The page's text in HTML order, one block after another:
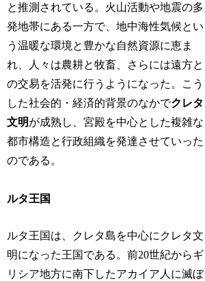
と推測されている。火山活動や地震の多
発地帯にある一方で、地中海性気候とい
う温暖な環境と豊かな自然資源に恵ま
れ、人々は農耕と牧畜、さらには遠方と
の交易を活発に行うようになった。こう
した社会的・経済的背景のなかでクレタ
文明が成熟し、宮殿を中心とした複雑な
都市構造と行政組織を発達させていった
のである。
ルタ王国
ルタ王国は、クレタ島を中心にクレタ文
明になった王国である。前20世紀からギ
リシア地方に南下したアカイア人に滅ぼ